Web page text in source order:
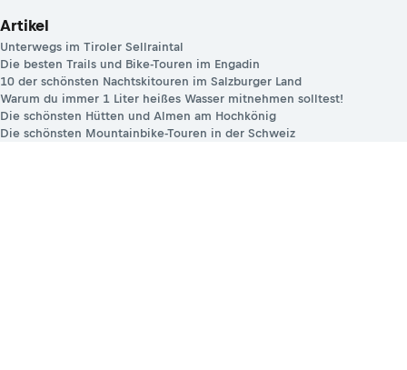
Artikel
Unterwegs im Tiroler Sellraintal
Die besten Trails und Bike-Touren im Engadin
10 der schönsten Nachtskitouren im Salzburger Land
Warum du immer 1 Liter heißes Wasser mitnehmen solltest!
Die schönsten Hütten und Almen am Hochkönig
Die schönsten Mountainbike-Touren in der Schweiz